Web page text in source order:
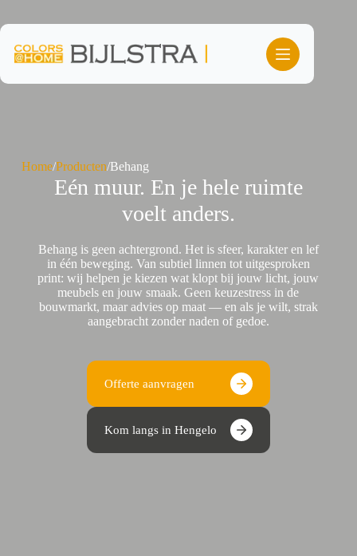
de
inhoud
Home/Producten/Behang
Eén muur. En je hele ruimte
voelt anders.
Behang is geen achtergrond. Het is sfeer, karakter en lef
in één beweging. Van subtiel linnen tot uitgesproken
print: wij helpen je kiezen wat klopt bij jouw licht, jouw
meubels en jouw smaak. Geen keuzestress in de
bouwmarkt, maar advies op maat — en als je wilt, strak
aangebracht zonder naden of gedoe.
Offerte aanvragen
Kom langs in Hengelo